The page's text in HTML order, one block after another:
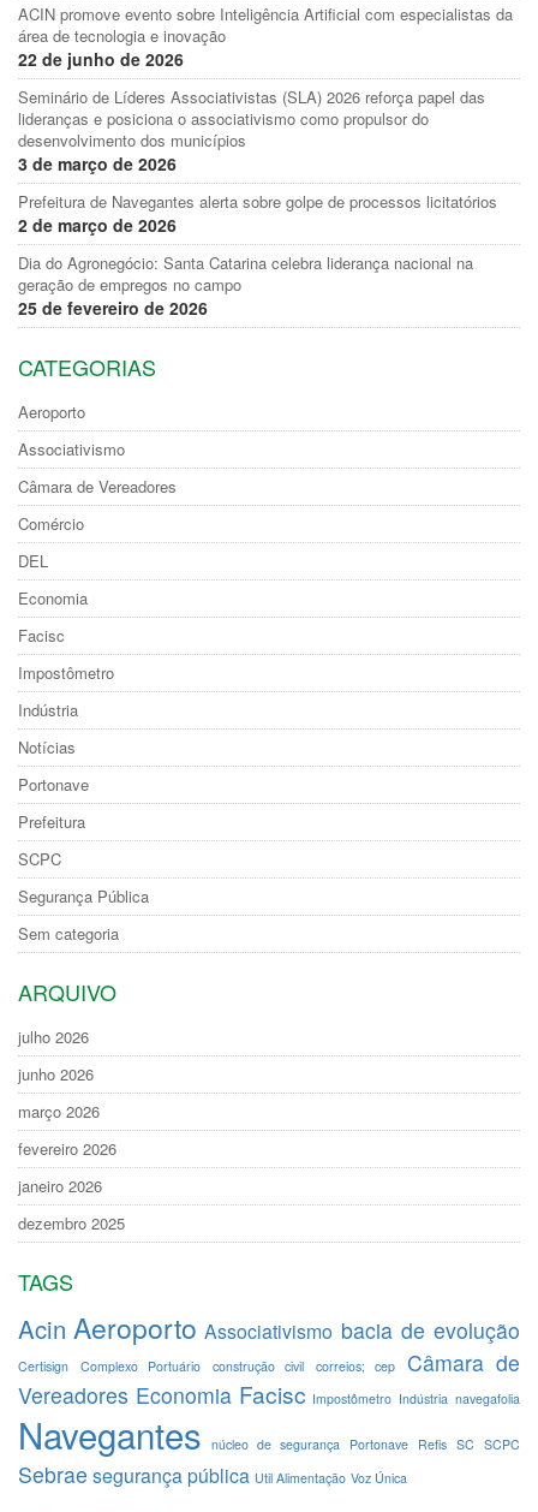
ACIN promove evento sobre Inteligência Artificial com especialistas da
área de tecnologia e inovação
22 de junho de 2026
Seminário de Líderes Associativistas (SLA) 2026 reforça papel das
lideranças e posiciona o associativismo como propulsor do
desenvolvimento dos municípios
3 de março de 2026
Prefeitura de Navegantes alerta sobre golpe de processos licitatórios
2 de março de 2026
Dia do Agronegócio: Santa Catarina celebra liderança nacional na
geração de empregos no campo
25 de fevereiro de 2026
CATEGORIAS
Aeroporto
Associativismo
Câmara de Vereadores
Comércio
DEL
Economia
Facisc
Impostômetro
Indústria
Notícias
Portonave
Prefeitura
SCPC
Segurança Pública
Sem categoria
ARQUIVO
julho 2026
junho 2026
março 2026
fevereiro 2026
janeiro 2026
dezembro 2025
TAGS
Acin Aeroporto Associativismo bacia de evolução
Certisign Complexo Portuário construção civil correios; cep
Câmara de
Vereadores Economia Facisc Impostômetro Indústria navegafolia
Navegantes núcleo de segurança Portonave Refis SC SCPC
Sebrae segurança pública Util Alimentação Voz Única